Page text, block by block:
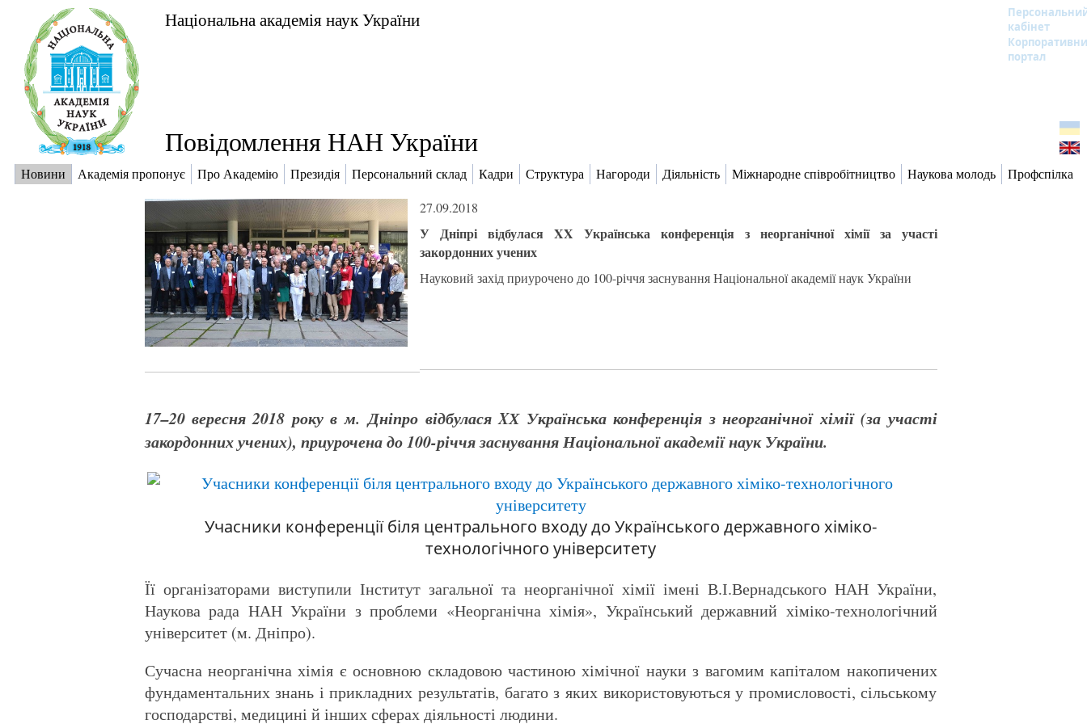
Національна академія наук України
кабінет
портал
Повідомлення НАН України
Новини Академія пропонує Про Академію Президія Персональний склад Кадри Структура Нагороди Діяльність Міжнародне співробітництво Наукова молодь Профспілка
27.09.2018
У Дніпрі відбулася XX Українська конференція з неорганічної хімії за участі
закордонних учених
Науковий захід приурочено до 100-річчя заснування Національної академії наук України
17–20 вересня 2018 року в м. Дніпро відбуласяXХ Українська конференція з неорганічної хімії (за участі
закордонних учених), приурочена до 100-річчя заснування Національної академії наук України.
Учасники конференції біля центрального входу до Українського державного хіміко-
технологічного університету
Її організаторами виступили Інститут загальної та неорганічної хімії імені В.І.Вернадського НАН України,
Наукова рада НАН України з проблеми «Неорганічна хімія», Український державний хіміко-технологічний
університет (м. Дніпро).
Сучасна неорганічна хімія є основною складовою частиною хімічної науки з вагомим капіталом накопичених
фундаментальних знань і прикладних результатів, багато з яких використовуються у промисловості, сільському
господарстві, медицині й інших сферах діяльності людини.